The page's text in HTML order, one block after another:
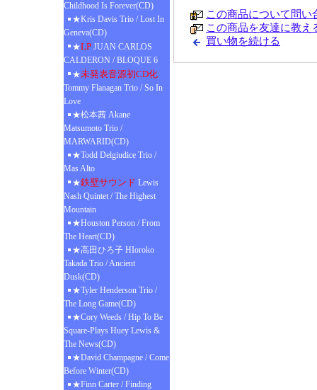
Childhood Is Forever(CD)
★Kris Davis Trio / Lost In
Geneva(CD)
★LP JUAN CARLOS
CALDERON / BLOQUE 6
★未発表音源初CD化
Tommy Flanagan Trio / So In
Love
★松本茜 Akane
Matsumoto Trio /
MARWARID(CD)
★Todd Delgiudice Trio /
Mas Alto
★鉄壁サウンド Lewis
Nash Quintet / The Highest
Mountain
★Houston Person / From
The Heart(CD)
★高田ひろ子 HIoroko
Takada Trio / Ancient
Dusk(CD)
★Tyler Henderson Trio /
The Long Game(CD)
★Cory Weeds / Hip To Be
Square-Plays Huey Lewis &
The News(CD)
★David Champagne / Come
Before Winter(CD)
★Finn Carter / Finding
この商品について問い
この商品を友達に教え
買い物を続ける